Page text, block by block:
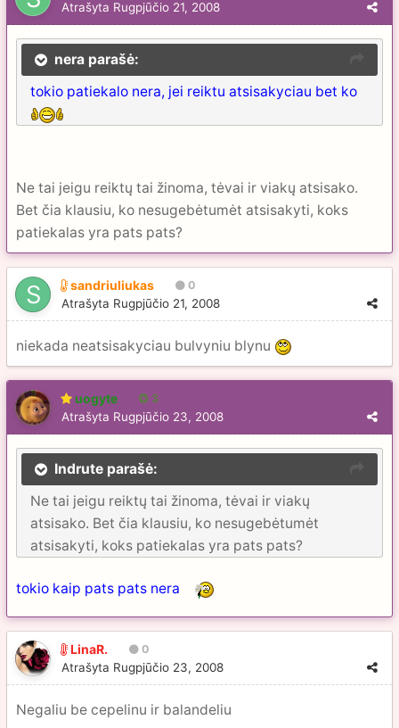
Atrašyta Rugpjūčio 21, 2008
nera parašė:
tokio patiekalo nera, jei reiktu atsisakyciau bet ko
Ne tai jeigu reiktų tai žinoma, tėvai ir viakų atsisako.
Bet čia klausiu, ko nesugebėtumėt atsisakyti, koks
patiekalas yra pats pats?
sandriuliukas 0
Atrašyta Rugpjūčio 21, 2008
niekada neatsisakyciau bulvyniu blynu
uogyte 3
Atrašyta Rugpjūčio 23, 2008
Indrute parašė:
Ne tai jeigu reiktų tai žinoma, tėvai ir viakų
atsisako. Bet čia klausiu, ko nesugebėtumėt
atsisakyti, koks patiekalas yra pats pats?
tokio kaip pats pats nera
LinaR. 0
Atrašyta Rugpjūčio 23, 2008
Negaliu be cepelinu ir balandeliu